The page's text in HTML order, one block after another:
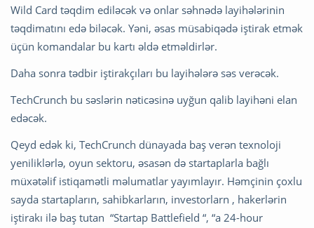
Wild Card təqdim ediləcək və onlar səhnədə layihələrinin
təqdimatını edə biləcək. Yəni, əsas müsabiqədə iştirak etmək
üçün komandalar bu kartı əldə etməldirlər.
Daha sonra tədbir iştirakçıları bu layihələrə səs verəcək.
TechCrunch bu səslərin nəticəsinə uyğun qalib layihəni elan
edəcək.
Qeyd edək ki, TechCrunch dünayada baş verən texnoloji
yeniliklərlə, oyun sektoru, əsasən də startaplarla bağlı
müxətəlif istiqamətli məlumatlar yayımlayır. Həmçinin çoxlu
sayda startapların, sahibkarların, investorlarn , hakerlərin
iştirakı ilə baş tutan “Startap Battlefield “, “a 24-hour